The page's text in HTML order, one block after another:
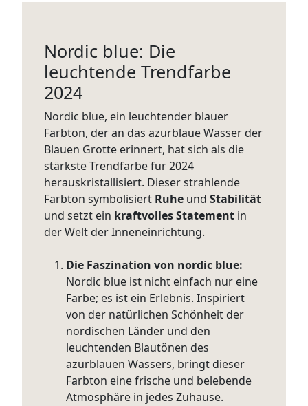
Nordic blue: Die
leuchtende Trendfarbe
2024
Nordic blue, ein leuchtender blauer
Farbton, der an das azurblaue Wasser der
Blauen Grotte erinnert, hat sich als die
stärkste Trendfarbe für 2024
herauskristallisiert. Dieser strahlende
Farbton symbolisiert Ruhe und Stabilität
und setzt ein kraftvolles Statement in
der Welt der Inneneinrichtung.
Die Faszination von nordic blue:
Nordic blue ist nicht einfach nur eine
Farbe; es ist ein Erlebnis. Inspiriert
von der natürlichen Schönheit der
nordischen Länder und den
leuchtenden Blautönen des
azurblauen Wassers, bringt dieser
Farbton eine frische und belebende
Atmosphäre in jedes Zuhause.